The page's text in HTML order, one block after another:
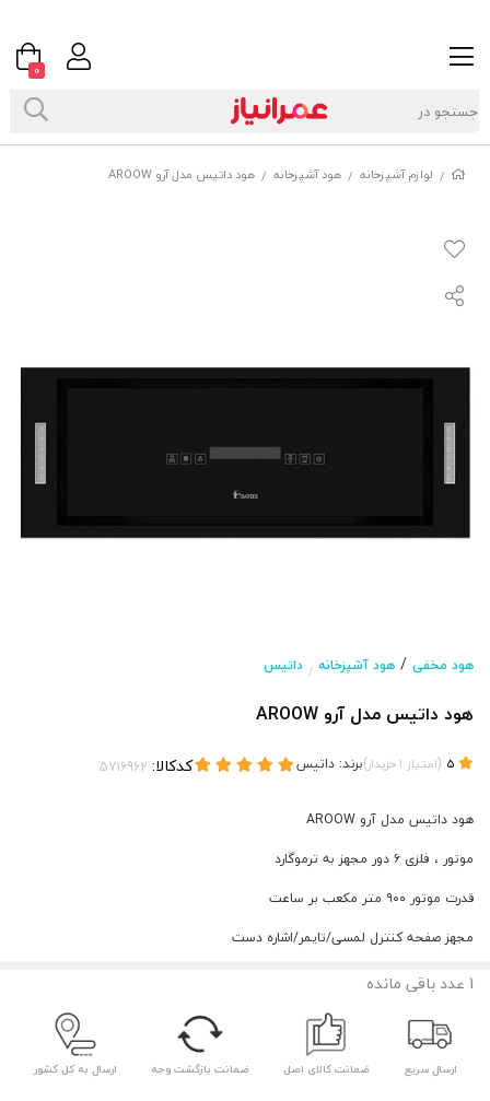
/ لوازم آشپزخانه / هود آشپزخانه / هود داتیس مدل آرو AROOW
هود مخفی / هود آشپزخانه / داتیس
هود داتیس مدل آرو AROOW
(امتیاز 1خریدار)برند: داتیس کدکالا:
هود داتیس مدل آرو AROOW
موتور ، فلزی ۶ دور مجهز به ترموگارد
قدرت موتور ۹۰۰ متر مکعب بر ساعت
مجهز صفحه کنترل لمسی/تایمر/اشاره دست
1 عدد باقی مانده
ارسال سریع ضمانت کالای اصل ضمانت بازگشت وجه ارسال به کل کشور
0